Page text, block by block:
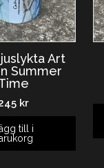
Art
Summer
kr
till i